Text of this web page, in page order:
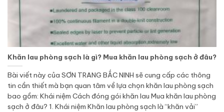
Khăn lau phòng sạch là gì? Mua khăn lau phòng sạch ở đâu?
Bài viết này của SƠN TRANG BẮC NINH sẽ cung cấp các thông
tin cần thiết mà bạn quan tâm về lựa chọn khăn lau phòng sạch
bao gồm: Khái niệm Cách đóng gói khăn lau Mua khăn lau phòng
sạch ở đâu? 1. Khái niệm Khăn lau phòng sạch là “khăn vải”